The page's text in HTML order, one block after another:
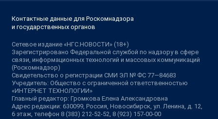
Контактные данные для Роскомнадзора
и государственных органов
Сетевое издание «НГС.НОВОСТИ» (18+)
Зарегистрировано Федеральной службой по надзору в сфере
связи, информационных технологий и массовых коммуникаций
(Роскомнадзор)
Свидетельство о регистрации СМИ ЭЛ № ФС 77—84683
Учредитель: Общество с ограниченной ответственностью
«ИНТЕРНЕТ ТЕХНОЛОГИИ»
Главный редактор: Громкова Елена Александровна
Адрес редакции: 630099, Россия, Новосибирск, ул. Ленина, д. 12,
6 этаж, телефон 8 (383) 212-52-52, 8 (923) 157-00-00